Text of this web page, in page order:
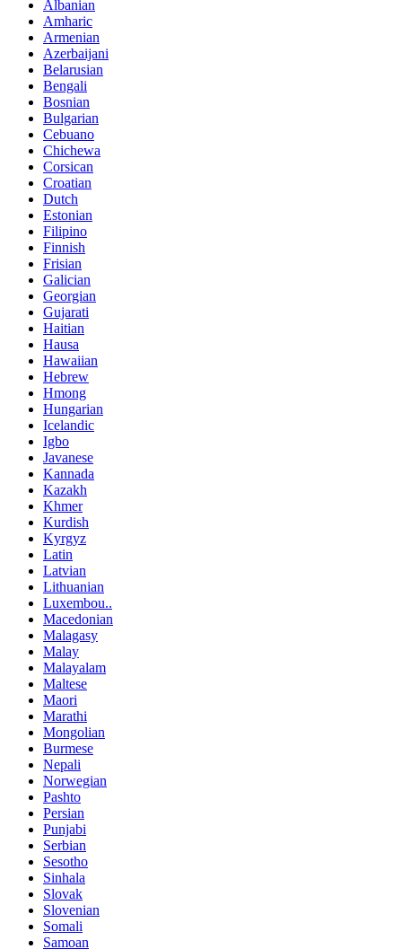
Albanian
Amharic
Armenian
Azerbaijani
Belarusian
Bengali
Bosnian
Bulgarian
Cebuano
Chichewa
Corsican
Croatian
Dutch
Estonian
Filipino
Finnish
Frisian
Galician
Georgian
Gujarati
Haitian
Hausa
Hawaiian
Hebrew
Hmong
Hungarian
Icelandic
Igbo
Javanese
Kannada
Kazakh
Khmer
Kurdish
Kyrgyz
Latin
Latvian
Lithuanian
Luxembou..
Macedonian
Malagasy
Malay
Malayalam
Maltese
Maori
Marathi
Mongolian
Burmese
Nepali
Norwegian
Pashto
Persian
Punjabi
Serbian
Sesotho
Sinhala
Slovak
Slovenian
Somali
Samoan